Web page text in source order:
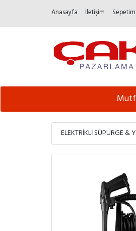
Anasayfa İletişim Sepetim
ELEKTRIKLI SÜPÜRGE &